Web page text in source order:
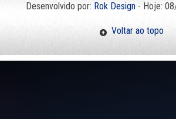
Desenvolvido por: Rok Design- Hoje:
Voltar ao topo